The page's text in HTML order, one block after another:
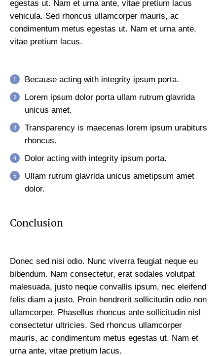
egestas ut. Nam et urna ante, vitae pretium lacus
vehicula. Sed rhoncus ullamcorper mauris, ac
condimentum metus egestas ut. Nam et urna ante,
vitae pretium lacus.
Because acting with integrity ipsum porta.
Lorem ipsum dolor porta ullam rutrum glavrida
unicus amet.
Transparency is maecenas lorem ipsum urabiturs
rhoncus.
Dolor acting with integrity ipsum porta.
Ullam rutrum glavrida unicus ametipsum amet
dolor.
Conclusion
Donec sed nisi odio. Nunc viverra feugiat neque eu
bibendum. Nam consectetur, erat sodales volutpat
malesuada, justo neque convallis ipsum, nec eleifend
felis diam a justo. Proin hendrerit sollicitudin odio non
ullamcorper. Phasellus rhoncus ante sollicitudin nisl
consectetur ultricies. Sed rhoncus ullamcorper
mauris, ac condimentum metus egestas ut. Nam et
urna ante, vitae pretium lacus.